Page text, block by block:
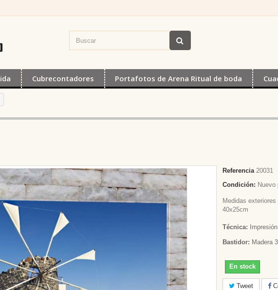
Cubrecontadores Portafotos de Arena Ritual de boda
Referencia 20031
Condición: Nuevo
Medidas exteriores
40x25cm
Técnica:
Bastidor: Madera
En stock
Tweet